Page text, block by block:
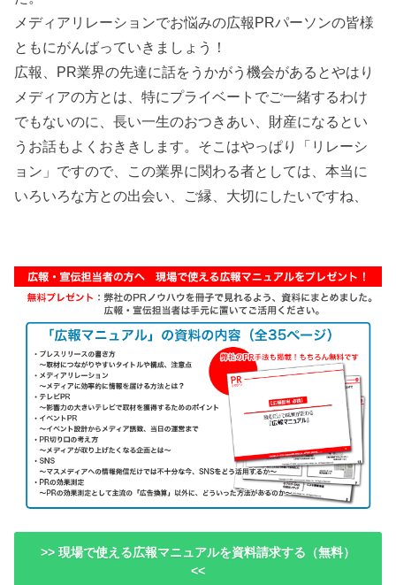
メディアリレーションでお悩みの広報PRパーソンの皆様
ともにがんばっていきましょう！
広報、PR業界の先達に話をうかがう機会があるとやはり
メディアの方とは、特にプライベートでご一緒するわけ
でもないのに、長い一生のおつきあい、財産になるとい
うお話もよくおききします。そこはやっぱり「リレーシ
ョン」ですので、この業界に関わる者としては、本当に
いろいろな方との出会い、ご縁、大切にしたいですね、
>> 現場で使える広報マニュアルを資料請求する（無料）
<<